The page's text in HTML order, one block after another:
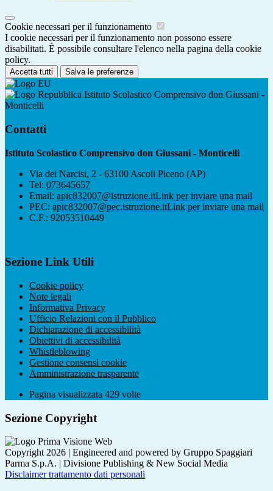
Cookie necessari per il funzionamento
I cookie necessari per il funzionamento non possono essere
disabilitati. È possibile consultare l'elenco nella pagina della cookie
policy.
Accetta tutti Salva le preferenze
Istituto Scolastico Comprensivo don Giussani -
Monticelli
Contatti
Istituto Scolastico Comprensivo don Giussani - Monticelli
Via dei Narcisi, 2 - 63100 Ascoli Piceno (AP)
Tel: 073645657
Email: apic832007@istruzione.itLink per inviare una mail
PEC: apic832007@pec.istruzione.itLink per inviare una mail
C.F.: 92053510449
Sezione Link Utili
Cookie policy
Note legali
Informativa Privacy
Ufficio Relazioni con il Pubblico
Dichiarazione di accessibilità
Obiettivi di accessibilità
Whistleblowing
Gestione consensi cookie
Amministrazione trasparente
Pagina visualizzata 429 volte
Sezione Copyright
Copyright 2026 | Engineered and powered by Gruppo Spaggiari
Parma S.p.A. | Divisione Publishing & New Social Media
Disclaimer trattamento dati personali